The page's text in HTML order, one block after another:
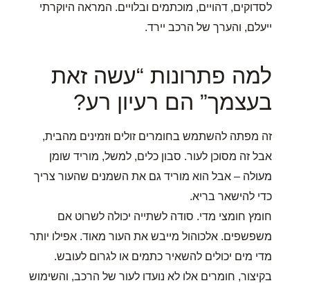
לסדוקים, דהויים, מוכתמים ובלויים. המראה היוקרתי
ייעלם, והערך של הרכב יירד.
למה פתרונות “עשה זאת
בעצמך” הם רעיון רע?
זה מפתה להשתמש בחומרים זולים וזמינים מהבית,
אבל זה מסוכן לעור. סבון כלים, למשל, מוריד שומן
מעולה – אבל הוא מוריד גם את השמנים שהעור צריך
כדי להישאר בריא.
חומץ חומצי מדי. סודה לשתייה יכולה לשרוט אם
משפשפים. אלכוהול מייבש את העור מאוד. אפילו יותר
מדי מים יכולים להשאיר כתמים או לגרום לעובש.
בקיצור, חומרים אלו לא נועדו לעור של הרכב, והשימוש